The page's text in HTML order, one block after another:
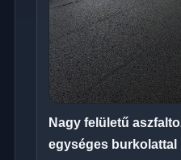
Nagy felületű
egységes burkolattal